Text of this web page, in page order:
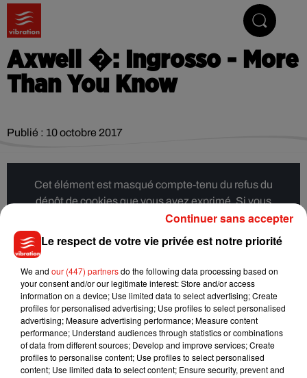
Axwell �: Ingrosso - More
Than You Know
Publié : 10 octobre 2017
Cet élément est masqué compte-tenu du refus du
dépôt de cookies que vous avez exprimé. Si vous
souhaitez l'afficher, merci de nous donner votre accord
en cliquant sur le bouton ci-dessous.
Afficher l'élément
Musique
Le respect de votre vie privée est notre priorité
We and our (447) partnersdo the following data processing based on
your consent and/or our legitimate interest: Store and/or access
information on a device; Use limited data to select advertising; Create
profiles for personalised advertising; Use profiles to select personalised
advertising; Measure advertising performance; Measure content
performance; Understand audiences through statistics or combinations
of data from different sources; Develop and improve services; Create
profiles to personalise content; Use profiles to select personalised
content; Use limited data to select content; Ensure security, prevent and
Continuer sans accepter